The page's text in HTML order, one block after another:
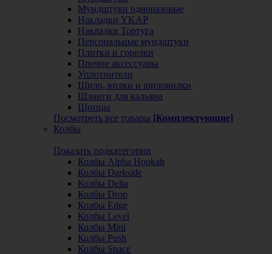
Мундштуки одноразовые
Накладки YKAP
Накладки Тортуга
Персональные мундштуки
Плитки и горелки
Прочие аксессуары
Уплотнители
Шило, вилки и шиловилки
Шланги для кальяна
Щипцы
Посмотреть все товары [Комплектующие]
Колбы
Показать подкатегории
Колбы Alpha Hookah
Колбы Darkside
Колбы Delta
Колбы Drop
Колбы Edge
Колбы Level
Колбы Mini
Колбы Push
Колбы Space